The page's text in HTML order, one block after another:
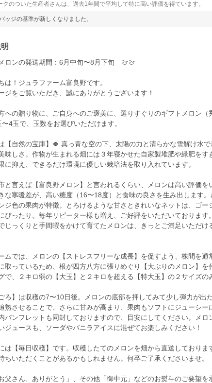
クのついた生産者さんは、過去1年間で平均して特に高い評価を得ています。
ッジの基準が新しくなりました。
ロンの発送期間：6月中旬〜8月下旬 🍈🍈
は！ジュラファーム富良野です。
ジをご覧いただき、誠にありがとうございます！
への贈り物に、ご自身へのご褒美に、選りすぐりのギフトメロン（
4玉で、玉数をお選びいただけます。
【自然の宝庫】🍀 真っ青な空の下、太陽の力と清らかな雪解け水
味しさ。作物が生まれる畑には３年寝かせた自家製堆肥や緑肥をす
に抑え、できるだけ環境に優しい栽培法を取り入れています。
と言えば【富良野メロン】と言われるくらい、メロンは高い評価を
な寒暖差が、高い糖度（16〜18度）と食味の良さを生み出します
ジ色の果肉が特徴。とろけるような甘さときれいなネットは、ゴー
ぴったり。毎年リピーター様も増え、ご好評をいただいております
じっくりと手間暇をかけて育てたメロンは、きっとご満足いただけ
ムでは、メロンの【ストレスフリーな成長】を促すよう、株間を通
取っているため、根が四方八方に張りめぐり【大ぶりのメロン】を
で、２キロ弱の【大玉】と２キロを超える【特大玉】の２サイズの
ろ】は収穫の7〜10日後。メロンの底部を押してみて少し弾力が出
熟させることで、さらに甘みが高まり、果肉もソフトにジューシー
パンフレットも同封しておりますので、目安にしてください。メロ
ジュースも、ソーダやバニラアイスに混ぜてお楽しみください！
は【毎日収穫】です。収穫したてのメロンを畑から直送しておりま
ちいただくことがあるかもしれません。何卒ご了承くださいませ。
さん、ありがとう」、その他「御中元」などのお熨斗のご要望を